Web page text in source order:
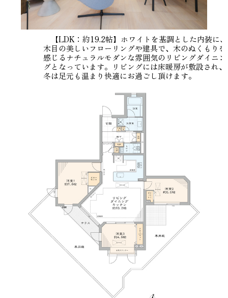
【LDK：約19.2帖】ホワイトを基調とした内装に、
木目の美しいフローリングや建具で、木のぬくもりを
感じるナチュラルモダンな雰囲気のリビングダイニン
グとなっています。リビングには床暖房が敷設され、
冬は足元も温まり快適にお過ごし頂けます。